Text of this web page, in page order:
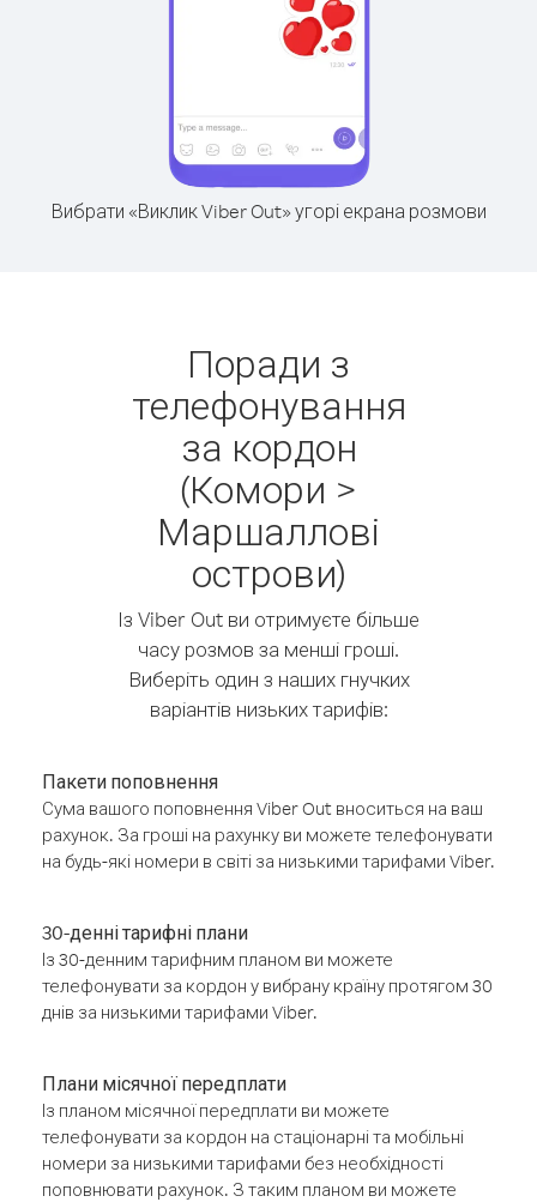
Вибрати «Виклик Viber Out» угорі екрана розмови
Поради з
телефонування
за кордон
(Комори >
Маршаллові
острови)
Із Viber Out ви отримуєте більше
часу розмов за менші гроші.
Виберіть один з наших гнучких
варіантів низьких тарифів:
Пакети поповнення
Сума вашого поповнення Viber Out вноситься на ваш
рахунок. За гроші на рахунку ви можете телефонувати
на будь-які номери в світі за низькими тарифами Viber.
30-денні тарифні плани
Із 30-денним тарифним планом ви можете
телефонувати за кордон у вибрану країну протягом 30
днів за низькими тарифами Viber.
Плани місячної передплати
Із планом місячної передплати ви можете
телефонувати за кордон на стаціонарні та мобільні
номери за низькими тарифами без необхідності
поповнювати рахунок. З таким планом ви можете